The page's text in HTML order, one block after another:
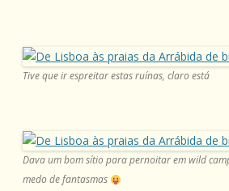
Tive que ir espreitar estas ruínas, claro está
Dava um bom sítio para pernoitar em wild
medo de fantasmas